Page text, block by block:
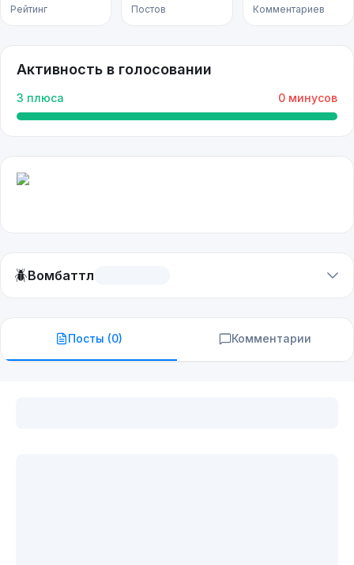
Рейтинг Постов Комментариев
Активность в голосовании
3 плюса 0 минусов
🪲Вомбаттл
Посты (0) Комментарии